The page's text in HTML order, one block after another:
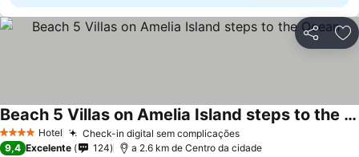
Partilhar
4 EstrelasHotel Check-in digital sem complicações
Beach 5 Villas on Amelia Island steps to the Ocean
9,4 Excelente 124 a 2.6 km de Centro da cidade